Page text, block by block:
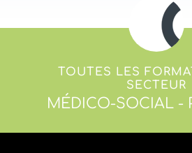
TOUTES LES
SECTEUR
MÉDICO-SOCIAL -